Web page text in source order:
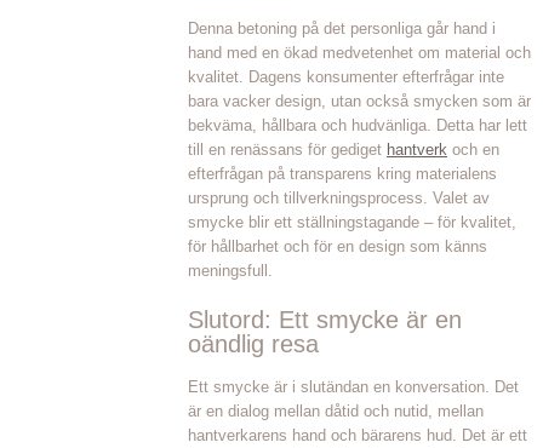
Denna betoning på det personliga går hand i
hand med en ökad medvetenhet om material och
kvalitet. Dagens konsumenter efterfrågar inte
bara vacker design, utan också smycken som är
bekväma, hållbara och hudvänliga. Detta har lett
till en renässans för gediget hantverk och en
efterfrågan på transparens kring materialens
ursprung och tillverkningsprocess. Valet av
smycke blir ett ställningstagande – för kvalitet,
för hållbarhet och för en design som känns
meningsfull.
Slutord: Ett smycke är en
oändlig resa
Ett smycke är i slutändan en konversation. Det
är en dialog mellan dåtid och nutid, mellan
hantverkarens hand och bärarens hud. Det är ett